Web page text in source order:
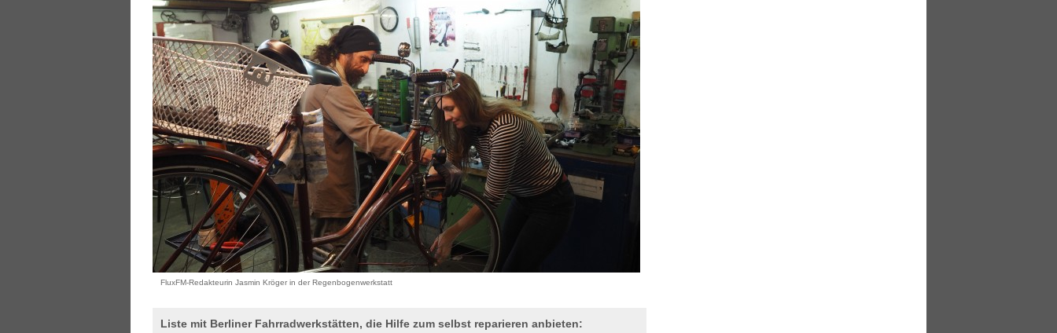
FluxFM-Redakteurin Jasmin Kröger in der Regenbogenwerkstatt
Liste mit Berliner Fahrradwerkstätten, die Hilfe zum selbst reparieren anbieten: